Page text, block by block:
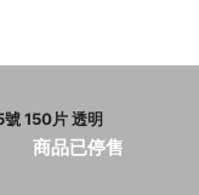
商品已停售
Jello Jello 可重複用人造甲片 5號 150片 透明